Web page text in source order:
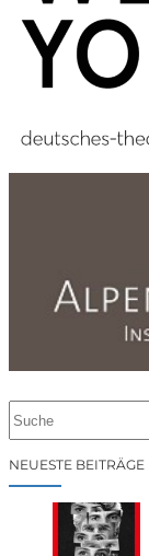
cNEUESTE BEITRÄGE